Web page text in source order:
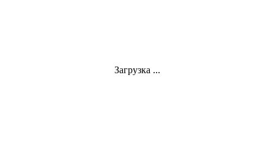
Загрузка ...